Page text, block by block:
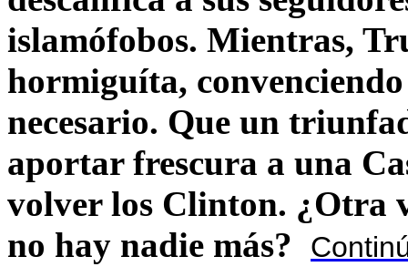
islamófobos. Mientras,
hormiguíta,
necesario. Que un
aportar frescura a una
volver los Clinton. ¿Otra
no hay nadie más?